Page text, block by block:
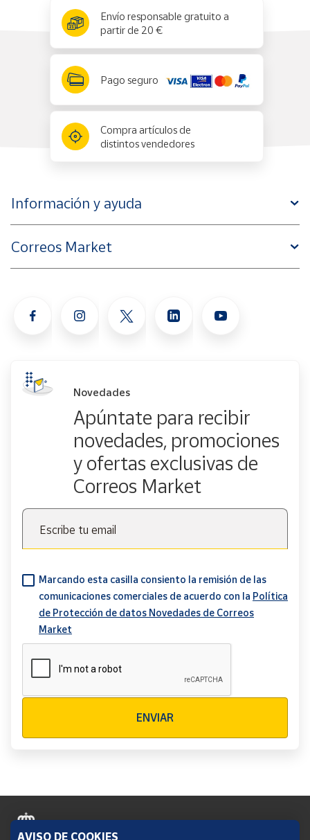
Envío responsable gratuito a
partir de 20 €
Pago seguro
Compra artículos de
distintos vendedores
Información y ayuda
Correos Market
Novedades
Apúntate para recibir
novedades, promociones
y ofertas exclusivas de
Correos Market
Escribe tu email
Marcando esta casilla consiento la remisión de las
comunicaciones comerciales de acuerdo con la Política
de Protección de datos Novedades de Correos
Market
ENVIAR
AVISO DE COOKIES